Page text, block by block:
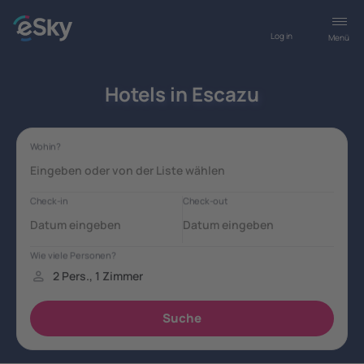
Menü
Log in
Hotels in Escazu